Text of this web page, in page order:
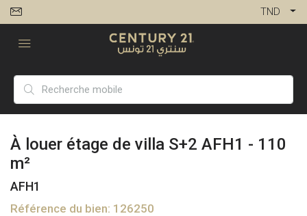
TND
À louer étage de villa S+2 AFH1 - 110
m²
AFH1
Référence du bien: 126250